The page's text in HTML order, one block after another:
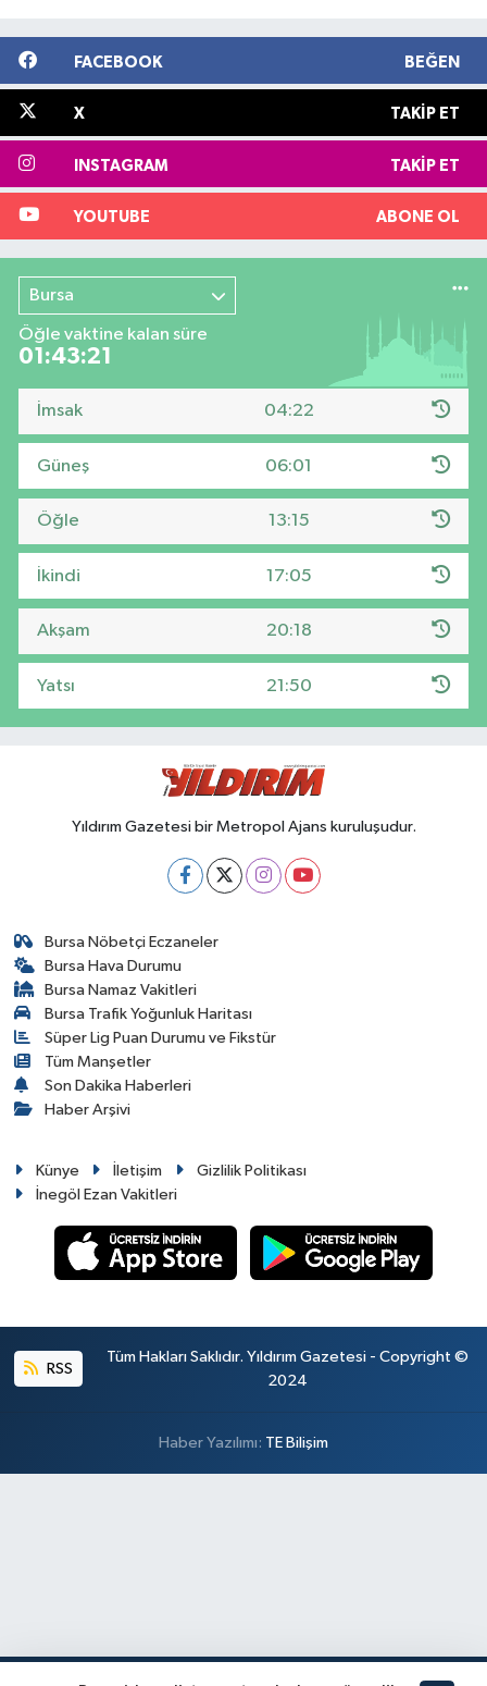
FACEBOOK BEĞEN
X TAKIP ET
INSTAGRAM TAKIP ET
YOUTUBE ABONE OL
Bursa
Öğle vaktine kalan süre
01:43:20
İmsak 04:22
Güneş 06:01
Öğle 13:15
İkindi 17:05
Akşam 20:18
Yatsı 21:50
Yıldırım Gazetesi bir Metropol Ajans kuruluşudur.
Bursa Nöbetçi Eczaneler
Bursa Hava Durumu
Bursa Namaz Vakitleri
Bursa Trafik Yoğunluk Haritası
Süper Lig Puan Durumu ve Fikstür
Tüm Manşetler
Son Dakika Haberleri
Haber Arşivi
Künye İletişim
Gizlilik Politikası
İnegöl Ezan Vakitleri
RSS
Tüm Hakları Saklıdır. Yıldırım Gazetesi - Copyright ©
2024
Haber Yazılımı: TE Bilişim